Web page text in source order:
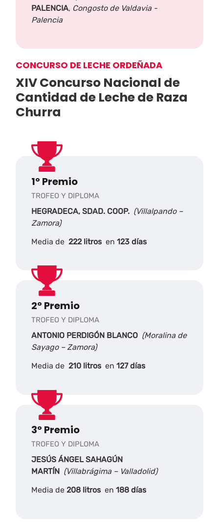
PALENCIA, Congosto de Valdavia -
Palencia
CONCURSO DE LECHE ORDEÑADA
XIV Concurso Nacional de
Cantidad de Leche de Raza
Churra
1º Premio
TROFEO Y DIPLOMA
HEGRADECA, SDAD. COOP. (Villalpando –
Zamora)
Media de 222 litros en 123 días
2º Premio
TROFEO Y DIPLOMA
ANTONIO PERDIGÓN BLANCO (Moralina de
Sayago – Zamora)
Media de 210 litros en 127 días
3º Premio
TROFEO Y DIPLOMA
JESÚS ÁNGEL SAHAGÚN
MARTÍN (Villabrágima – Valladolid)
Media de 208 litros en 188 días